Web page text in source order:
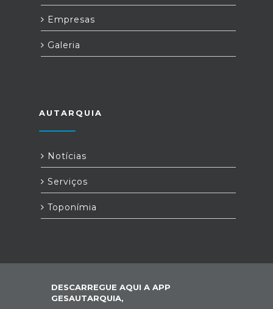
Empresas
Galeria
AUTARQUIA
Notícias
Serviços
Toponímia
DESCARREGUE AQUI A APP
GESAUTARQUIA,